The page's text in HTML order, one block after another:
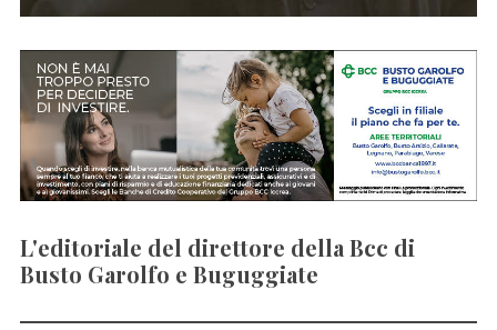
L'editoriale del direttore della Bcc di
Busto Garolfo e Buguggiate